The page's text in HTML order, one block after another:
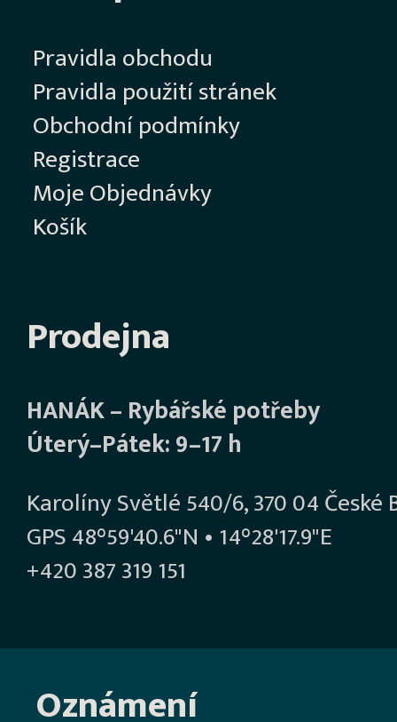
Pravidla obchodu
Pravidla použití stránek
Obchodní podmínky
Registrace
Moje Objednávky
Košík
Prodejna
HANÁK – Rybářské potřeby
Úterý–Pátek: 9–17 h
Karolíny Světlé 540/6, 370 04 České
GPS 48°59'40.6"N • 14°28'17.9"E
+420 387 319 151
Oznámení